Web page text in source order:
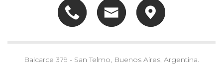
Balcarce 379 - San Telmo, Buenos Aires, Argentina.